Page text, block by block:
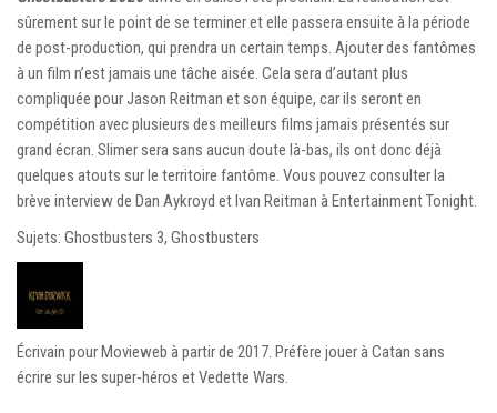
sûrement sur le point de se terminer et elle passera ensuite à la période
de post-production, qui prendra un certain temps. Ajouter des fantômes
à un film n’est jamais une tâche aisée. Cela sera d’autant plus
compliquée pour Jason Reitman et son équipe, car ils seront en
compétition avec plusieurs des meilleurs films jamais présentés sur
grand écran. Slimer sera sans aucun doute là-bas, ils ont donc déjà
quelques atouts sur le territoire fantôme. Vous pouvez consulter la
brève interview de Dan Aykroyd et Ivan Reitman à Entertainment Tonight.
Sujets: Ghostbusters 3, Ghostbusters
Écrivain pour Movieweb à partir de 2017. Préfère jouer à Catan sans
écrire sur les super-héros et Vedette Wars.